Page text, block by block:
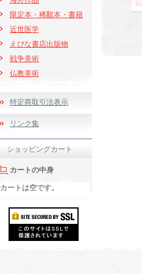
限定本・稀覯本・書籍
近世医学
えびな書店出版物
戦争美術
仏教美術
特定商取引法表示
リンク集
ショッピングカート
カートの中身
カートは空です。